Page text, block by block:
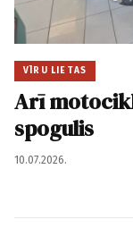
VĪRU LIETAS
Arī
spogulis
10.07.2026.